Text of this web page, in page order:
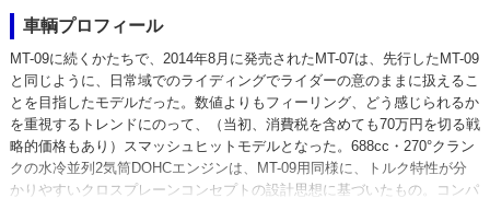
車輌プロフィール
MT-09に続くかたちで、2014年8月に発売されたMT-07は、先行したMT-09
と同じように、日常域でのライディングでライダーの意のままに扱えるこ
とを目指したモデルだった。数値よりもフィーリング、どう感じられるか
を重視するトレンドにのって、（当初、消費税を含めても70万円を切る戦
略的価格もあり）スマッシュヒットモデルとなった。688cc・270°クラン
クの水冷並列2気筒DOHCエンジンは、MT-09用同様に、トルク特性が分
かりやすいクロスプレーンコンセプトの設計思想に基づいたもの。コンパ